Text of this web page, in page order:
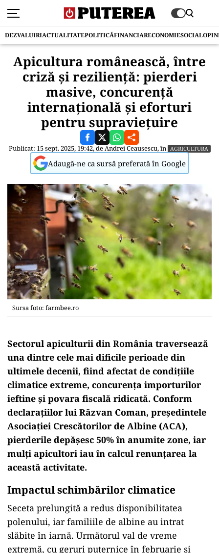
DEZVALUIRIACTUALITATEPOLITICĂFINANCIARECONOMIESOCIAL
Apicultura românească, între
criză și reziliență: pierderi
masive, concurență
internațională și eforturi
pentru supraviețuire
Publicat: 15 sept. 2025, 19:42, deAndrei Ceausescu, în AGRICULTURA
Adaugă-ne ca sursă preferată în Google
Sursa foto: farmbee.ro
Sectorul apiculturii din România traversează
una dintre cele mai dificile perioade din
ultimele decenii, fiind afectat de condițiile
climatice extreme, concurența importurilor
ieftine și povara fiscală ridicată. Conform
declarațiilor lui Răzvan Coman, președintele
Asociației Crescătorilor de Albine (ACA),
pierderile depășesc 50% în anumite zone, iar
mulți apicultori iau în calcul renunțarea la
această activitate.
Impactul schimbărilor climatice
Seceta prelungită a redus disponibilitatea
polenului, iar familiile de albine au intrat
slăbite în iarnă. Următorul val de vreme
extremă, cu geruri puternice în februarie și